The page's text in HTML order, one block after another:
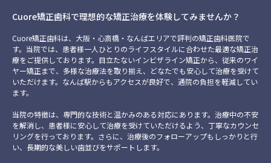
Cuore矯正歯科で理想的な矯正治療を体験してみませんか？
Cuore矯正歯科は、大阪・心斎橋・なんばエリアで評判の矯正歯科医院で
す。当院では、患者様一人ひとりのライフスタイルに合わせた最適な矯正治
療をご提供しております。目立たないインビザライン矯正から、従来のワイ
ヤー矯正まで、多様な治療法を取り揃え、どなたでも安心して治療を受けて
いただけます。なんば駅からもアクセスが良好で、通院の負担を軽減してい
ます。
当院の特徴は、専門的な技術と温かみのある対応にあります。治療中の不安
を解消し、患者様に安心して治療を受けていただけるよう、丁寧なカウンセ
リングを行っております。さらに、治療後のフォローアップもしっかりと行
い、長期的な美しい歯並びをサポートします。